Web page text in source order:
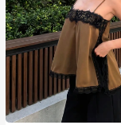
#1 ขายดี